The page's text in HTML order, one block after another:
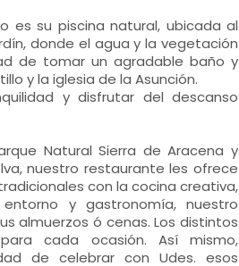
es su piscina natural, ubicada al
donde el agua y la vegetación
de tomar un agradable baño y
y la iglesia de la Asunción.
y disfrutar del descanso
Natural Sierra de Aracena y
nuestro restaurante les ofrece
con la cocina creativa,
y gastronomía, nuestro
almuerzos ó cenas. Los distintos
cada ocasión. Así mismo,
de celebrar con Udes. esos